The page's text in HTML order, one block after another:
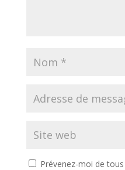
Prévenez-moi de